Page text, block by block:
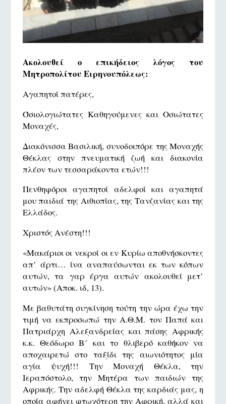
Ακολουθεί ο επικήδειος λόγος του
Μητροπολίτου Ειρηνουπόλεως:
Αγαπητοί πατέρες,
Όσιολογιώτατες Καθηγούμενες και Οσιώτατες
Μοναχές,
Διακόνισσα Βασιλική, συνοδοιπόρε της Μοναχής
Θέκλας στην πνευματική ζωή και διακονία
πλέον των τεσσαράκοντα ετών!!!
Πενθηφόροι αγαπητοί αδελφοί και αγαπητά
μου παιδιά της Αιθιοπίας, της Τανζανίας και της
Ελλάδος.
Χριστός Ανέστη!!!
«Μακάριοι οι νεκροί οι εν Κυρίω αποθνήσκοντες
απ’ άρτι… ίνα αναπαύσωνται εκ των κόπων
αυτών, τα γαρ έργα αυτών ακολουθεί μετ’
αυτών» (Αποκ. ιδ, 13).
Με βαθυτάτη συγκίνηση τούτη την ώρα έχω την
τιμή να εκπροσωπώ την Α.Θ.Μ. τον Παπά και
Πατριάρχη Αλεξανδρείας και πάσης Αφρικής
κ.κ. Θεόδωρο Β´ και το θλιβερό καθήκον να
αποχαιρετώ στο ταξίδι της αιωνιότητος μία
αγία ψυχή!!! Την Μοναχή Θέκλα, την
Ιεραπόστολο, την Μητέρα των παιδιών της
Αφρικής. Την αδελφή Θέκλα της καρδιάς μας, η
οποία αφήνει φτωχότερη την Αφρική, αλλά και